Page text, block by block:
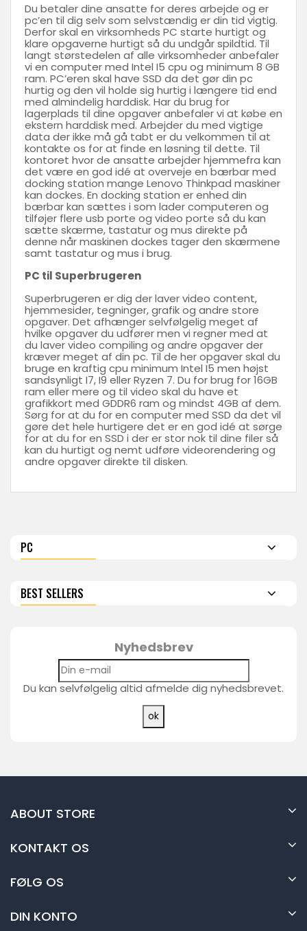
Du betaler dine ansatte for deres arbejde og er
pc’en til dig selv som selvstændig er din tid vigtig.
Derfor skal en virksomheds PC starte hurtigt og
klare opgaverne hurtigt så du undgår spildtid. Til
langt størstedelen af alle virksomheder anbefaler
vi en computer med Intel I5 cpu og minimum 8 GB
ram. PC’eren skal have SSD da det gør din pc
hurtig og den vil holde sig hurtig i længere tid end
med almindelig harddisk. Har du brug for
lagerplads til dine opgaver anbefaler vi at købe en
ekstern harddisk med. Arbejder du med vigtige
data der ikke må gå tabt er du velkommen til at
kontakte os for at finde en løsning til dette. Til
kontoret hvor de ansatte arbejder hjemmefra kan
det være en god idé at overveje en bærbar med
docking station mange Lenovo Thinkpad maskiner
kan dockes. En docking station er enhed din
bærbar kan sættes i som lader computeren og
tilføjer flere usb porte og video porte så du kan
sætte skærme, tastatur og mus direkte på
denne når maskinen dockes tager den skærmene
samt tastatur og mus i brug.
PC til Superbrugeren
Superbrugeren er dig der laver video content,
hjemmesider, tegninger, grafik og andre store
opgaver. Det afhænger selvfølgelig meget af
hvilke opgaver du udfører men vi regner med at
du laver video compiling og andre opgaver der
kræver meget af din pc. Til de her opgaver skal du
bruge en kraftig cpu minimum Intel I5 men højst
sandsynligt I7, I9 eller Ryzen 7. Du for brug for 16GB
ram eller mere og til video skal du have et
grafikkort med GDDR6 ram og mindst 4GB af dem.
Sørg for at du for en computer med SSD da det vil
gøre det hele hurtigere det er en god idé at sørge
for at du for en SSD i der er stor nok til dine filer så
kan du hurtigt og nemt udføre videorendering og
andre opgaver direkte til disken.
PC
BEST SELLERS
Nyhedsbrev
Du kan selvfølgelig altid afmelde dig nyhedsbrevet.
ABOUT STORE
KONTAKT OS
FØLG OS
DIN KONTO